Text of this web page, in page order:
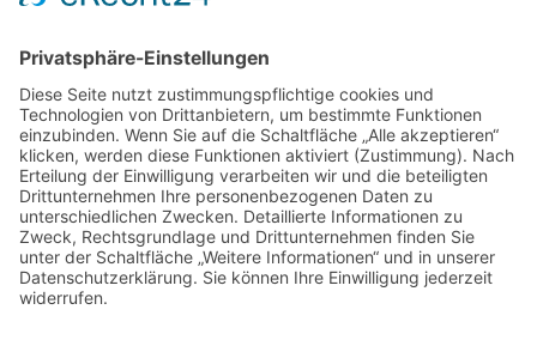
Das ist Vije
Support
KI-Schulung
.combüse
Kontakt
AGB
Impressum
Datenschutz